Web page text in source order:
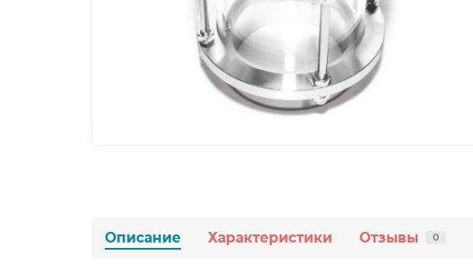
Описание Характеристики Отзывы 0